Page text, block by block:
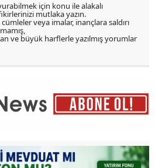
için konu ile alakalı
mutlaka yazın.
veya imalar, inançlara saldırı
ve büyük harflerle yazılmış yorumlar